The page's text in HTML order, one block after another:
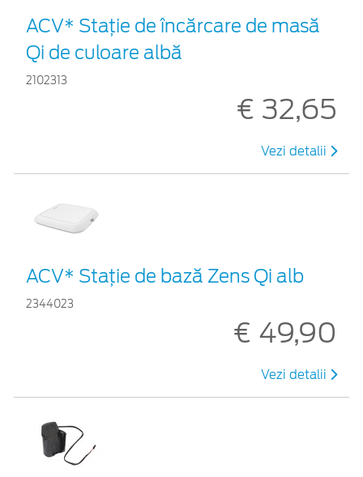
ACV* Stație de încărcare de masă
Qi de culoare albă
2102313
€ 32,65
Vezi detalii
ACV* Stație de bază Zens Qi alb
2344023
€ 49,90
Vezi detalii